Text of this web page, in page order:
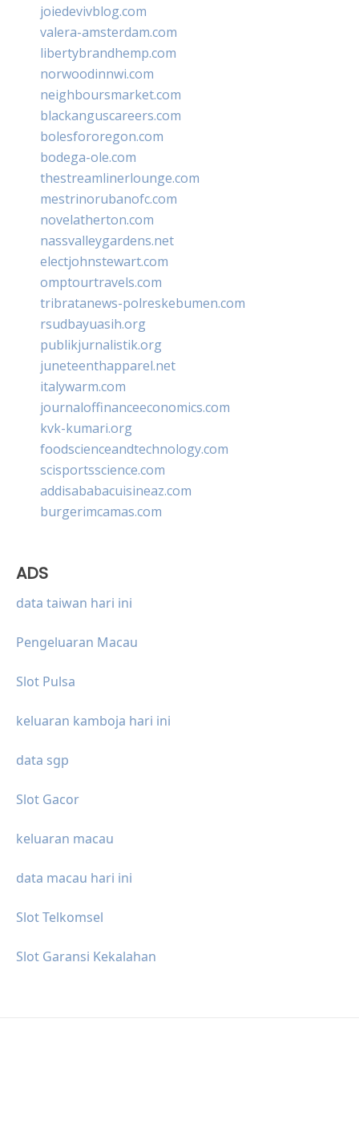
joiedevivblog.com
valera-amsterdam.com
libertybrandhemp.com
norwoodinnwi.com
neighboursmarket.com
blackanguscareers.com
bolesfororegon.com
bodega-ole.com
thestreamlinerlounge.com
mestrinorubanofc.com
novelatherton.com
nassvalleygardens.net
electjohnstewart.com
omptourtravels.com
tribratanews-polreskebumen.com
rsudbayuasih.org
publikjurnalistik.org
juneteenthapparel.net
italywarm.com
journaloffinanceeconomics.com
kvk-kumari.org
foodscienceandtechnology.com
scisportsscience.com
addisababacuisineaz.com
burgerimcamas.com
ADS
data taiwan hari ini
Pengeluaran Macau
Slot Pulsa
keluaran kamboja hari ini
data sgp
Slot Gacor
keluaran macau
data macau hari ini
Slot Telkomsel
Slot Garansi Kekalahan